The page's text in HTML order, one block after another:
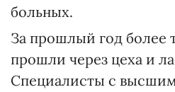
больных.
За прошлый год более
прошли через цеха и
Специалисты с